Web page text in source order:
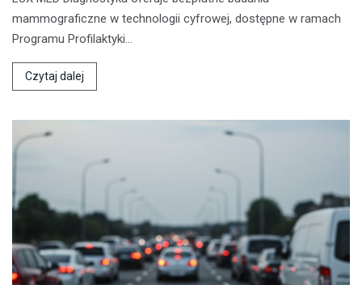
mammograficzne w technologii cyfrowej, dostępne w ramach
Programu Profilaktyki…
Czytaj dalej